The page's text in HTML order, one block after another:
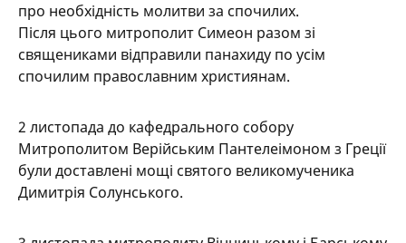
про необхідність молитви за спочилих.
Після цього митрополит Симеон разом зі
священиками відправили панахиду по усім
спочилим православним християнам.
2 листопада до кафедрального собору
Митрополитом Верійським Пантелеімоном з Греції
були доставлені мощі святого великомученика
Димитрія Солунського.